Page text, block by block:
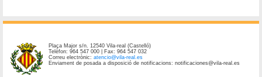
Plaça Major s/n. 12540 Vila-real (Castelló)
Telèfon: 964 547 000 | Fax: 964 547 032
Correu electrònic:atencio@vila-real.es
Enviament de posada a disposició de notificacions: notificaciones@vila-real.es